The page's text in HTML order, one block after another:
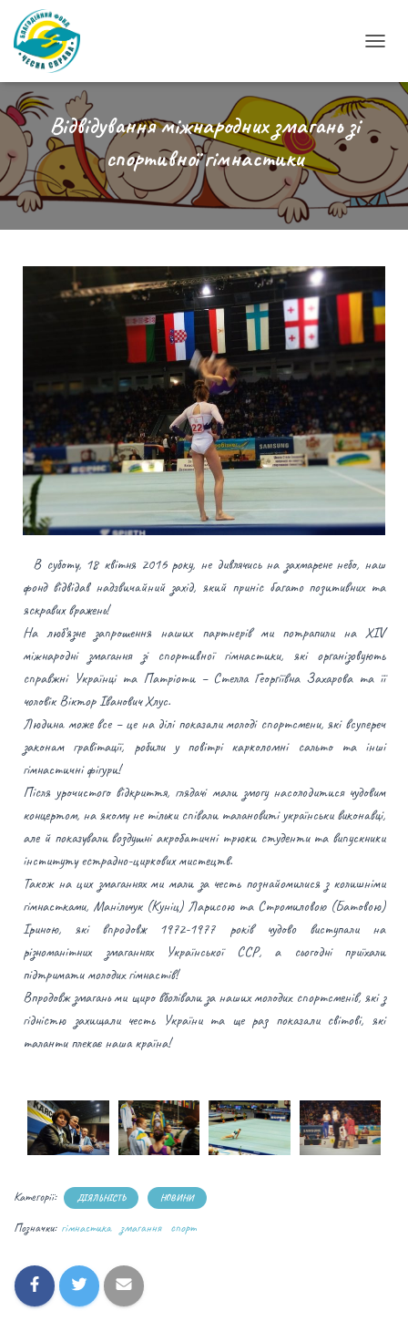
Р
Е
М
Н
У
Т
И
А
В
І
Г
А
Відвідування міжнародних змагань зі
спортивної гімнастики
В суботу, 18 квітня 2016 року, не дивлячись на захмарене небо, наш
фонд відвідав надзвичайний захід, який приніс багато позитивних та
яскравих вражень!
На люб’язне запрошення наших партнерів ми потрапили на ХІV
міжнародні змагання зі спортивної гімнастики, які організовують
справжні Українці та Патріоти – Стелла Георгіївна Захарова та її
чоловік Віктор Іванович Хлус.
Людина може все – це на ділі показали молоді спортсмени, які всупереч
законам гравітації, робили у повітрі карколомні сальто таінші
гімнастичні фігури!
Після урочистого відкриття, глядачі мали змогу насолодитися чудовим
концертом, на якому не тільки співали талановиті українськи виконавці,
але й показували воздушні акробатичні трюки студенти та випускники
інституту естрадно-циркових мистецтв.
Також на цих змаганнях ми мали за честь познайомилися з колишніми
гімнастками, Манільчук (Куніц) Ларисою та Стромиловою (Батовою)
Іриною, які впродовж 1972-1977 років чудово виступали на
різноманітних змаганнях Української ССР, а сьогодні приїхали
підтримати молодих гімнастів!
Впродовж змагань ми щиро вболівали за наших молодих спортсменів, які з
гідністю захищали честь України та ще раз показали світові, які
таланти плекає наша країна!
Категорії: ДІЯЛЬНІСТЬ НОВИНИ
Позначки: гімнастика змагання спорт